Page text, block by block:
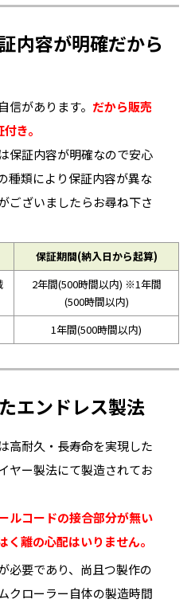
内容が明確だから
信があります。 だから販売
き。
保証内容が明確なので安心
種類により保証内容が異な
ございましたらお尋ね下さ
保証期間(納入日から起算)
2年間(500時間以内) ※1年間
(500時間以内)
1年間(500時間以内)
エンドレス製法
高耐久・長寿命を実現した
ヤー製法にて製造されてお
ルコードの接合部分が無い
く離の心配はいりません。
必要であり、尚且つ製作の
クローラー自体の製造時間